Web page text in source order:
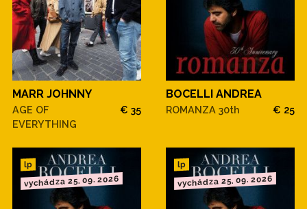
MARR JOHNNY
AGE OF
EVERYTHING
€ 35
BOCELLI ANDREA
ROMANZA 30th € 25
lp
vychádza 25. 09. 2026
lp
vychádza 25. 09. 2026